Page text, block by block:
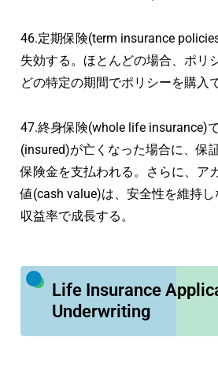
46.定期保険(term insurance
失効する。ほとんどの場合、ポリ
どの特定の期間でポリシーを購入
47.終身保険(whole life insurance)
(insured)が亡くなった場合に、保
保険金を支払われる。さらに、ア
値(cash value)は、安全性を維持
収益率で成長する。
Life Insurance
Underwriting